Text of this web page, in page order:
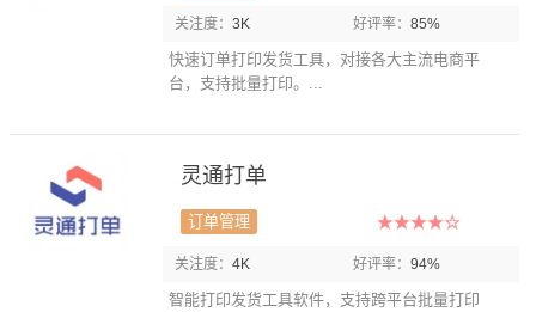
关注度： 3K 好评率： 85%
快速订单打印发货工具，对接各大主流电商平
台，支持批量打印。...
灵通打单
订单管理
关注度： 4K 好评率： 94%
智能打印发货工具软件，支持跨平台批量打印